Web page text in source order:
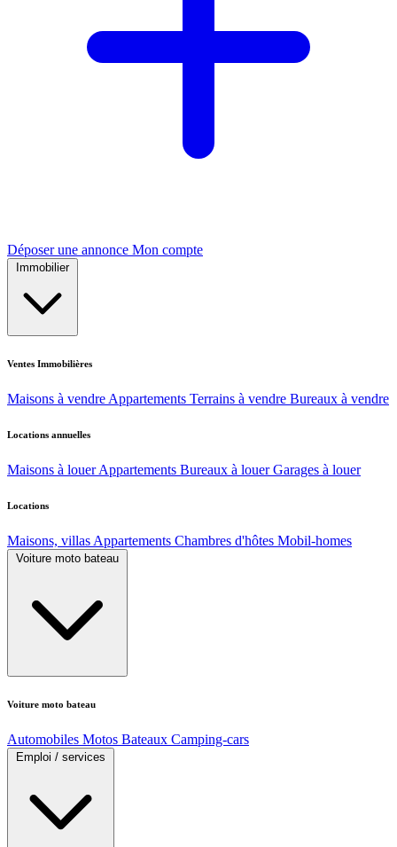
Déposer une annonce Mon compte
Immobilier
Ventes Immobilières
Maisons à vendre Appartements Terrains à vendre Bureaux à vendre
Locations annuelles
Maisons à louer Appartements Bureaux à louer Garages à louer
Locations
Maisons, villas Appartements Chambres d'hôtes Mobil-homes
Voiture moto bateau
Voiture moto bateau
Automobiles Motos Bateaux Camping-cars
Emploi / services